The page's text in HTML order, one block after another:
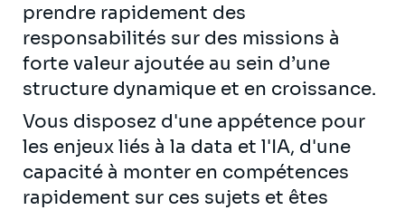
prendre rapidement des
responsabilités sur des missions à
forte valeur ajoutée au sein d’une
structure dynamique et en croissance.
Vous disposez d'une appétence pour
les enjeux liés à la data et l'IA, d'une
capacité à monter en compétences
rapidement sur ces sujets et êtes